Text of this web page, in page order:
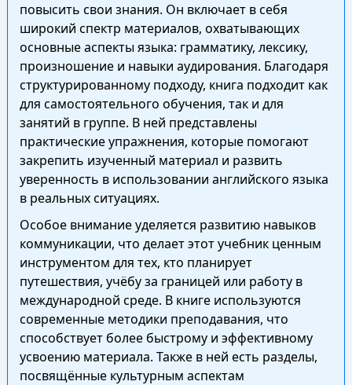
повысить свои знания. Он включает в себя
широкий спектр материалов, охватывающих
основные аспекты языка: грамматику, лексику,
произношение и навыки аудирования. Благодаря
структурированному подходу, книга подходит как
для самостоятельного обучения, так и для
занятий в группе. В ней представлены
практические упражнения, которые помогают
закрепить изученный материал и развить
уверенность в использовании английского языка
в реальных ситуациях.
Особое внимание уделяется развитию навыков
коммуникации, что делает этот учебник ценным
инструментом для тех, кто планирует
путешествия, учёбу за границей или работу в
международной среде. В книге используются
современные методики преподавания, что
способствует более быстрому и эффективному
усвоению материала. Также в ней есть разделы,
посвящённые культурным аспектам